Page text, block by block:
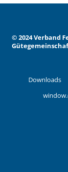
©2024 Verband
Downloads